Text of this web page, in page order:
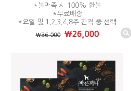
*불만족 시 100% 환불
*무료배송
*요일 및 1,2,3,4,8주 간격 중 선택
₩36,000 ₩26,000